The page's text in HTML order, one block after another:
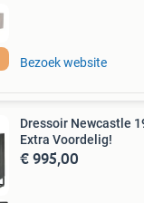
Bezoek website
Dressoir Newcastle
Extra Voordelig!
€ 995,00